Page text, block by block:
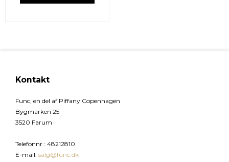
Kontakt
Func, en del af Piffany Copenhagen
Bygmarken 25
3520 Farum
Telefonnr.: 48212810
E-mail: salg@func.dk